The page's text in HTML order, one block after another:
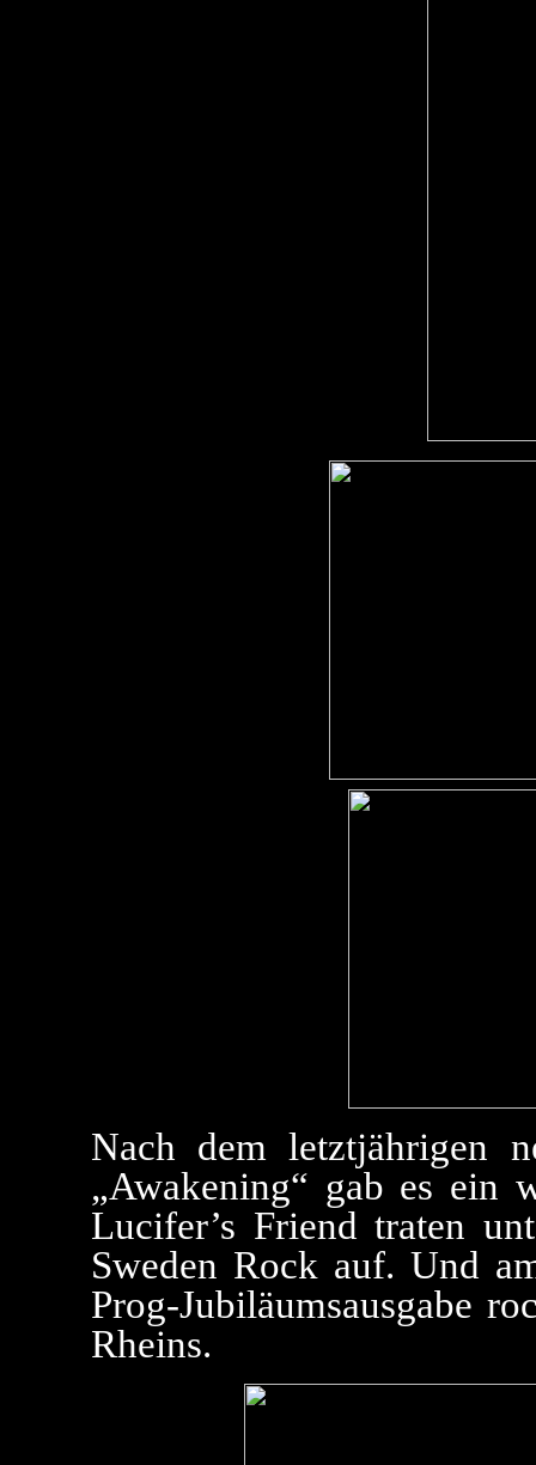
Nach dem letztjährigen
„Awakening“ gab es ein
Lucifer’s Friend traten
Sweden Rock auf. Und
Prog-Jubiläumsausgabe
Rheins.